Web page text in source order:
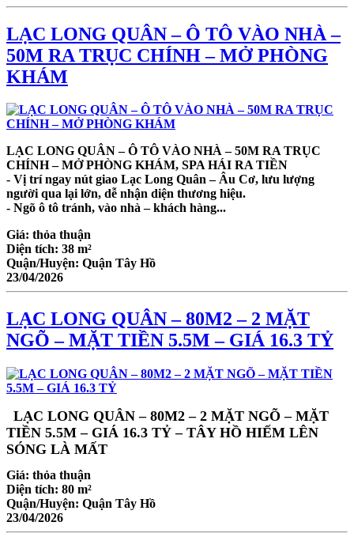
LẠC LONG QUÂN – Ô TÔ VÀO NHÀ –
50M RA TRỤC CHÍNH – MỞ PHÒNG
KHÁM
LẠC LONG QUÂN – Ô TÔ VÀO NHÀ – 50M RA TRỤC
CHÍNH – MỞ PHÒNG KHÁM, SPA HÁI RA TIỀN
- Vị trí ngay nút giao Lạc Long Quân – Âu Cơ, lưu lượng
người qua lại lớn, dễ nhận diện thương hiệu.
- Ngõ ô tô tránh, vào nhà – khách hàng...
Giá: thỏa thuận
Diện tích: 38 m²
Quận/Huyện: Quận Tây Hồ
23/04/2026
LẠC LONG QUÂN – 80M2 – 2 MẶT
NGÕ – MẶT TIỀN 5.5M – GIÁ 16.3 TỶ
LẠC LONG QUÂN – 80M2 – 2 MẶT NGÕ – MẶT
TIỀN 5.5M – GIÁ 16.3 TỶ – TÂY HỒ HIẾM LÊN
SÓNG LÀ MẤT
Giá: thỏa thuận
Diện tích: 80 m²
Quận/Huyện: Quận Tây Hồ
23/04/2026